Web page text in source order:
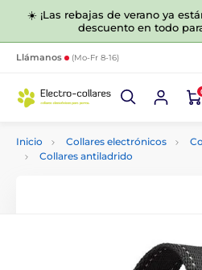
☀️ ¡Las rebajas de verano ya
descuento en todo
Llámanos (Mo-Fr 8-16)
Inicio Collares electrónicos
Collares antiladrido